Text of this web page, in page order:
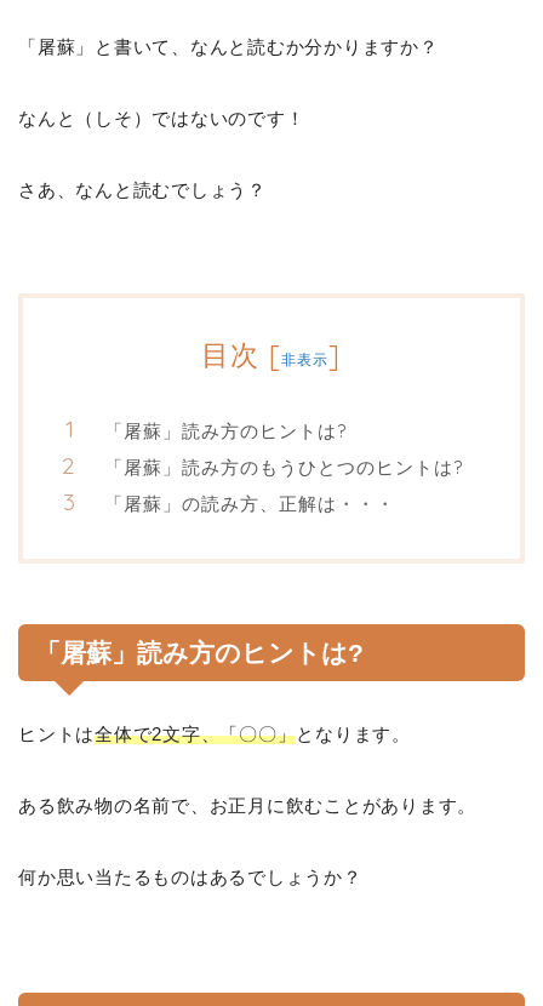
「屠蘇」と書いて、なんと読むか分かりますか？
なんと（しそ）ではないのです！
さあ、なんと読むでしょう？
目次 [非表示]
「屠蘇」読み方のヒントは?
「屠蘇」読み方のもうひとつのヒントは?
「屠蘇」の読み方、正解は・・・
「屠蘇」読み方のヒントは?
ヒントは全体で2文字、「〇〇」となります。
ある飲み物の名前で、お正月に飲むことがあります。
何か思い当たるものはあるでしょうか？